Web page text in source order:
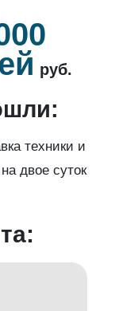
руб.
техники и
двое суток